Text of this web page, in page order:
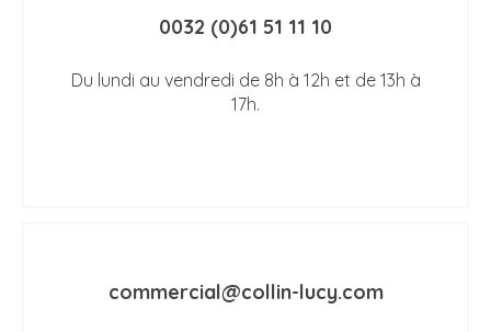
0032 (0)61 51 11 10
Du lundi au vendredi de 8h à 12h et de 13h à
17h.
commercial@collin-lucy.com